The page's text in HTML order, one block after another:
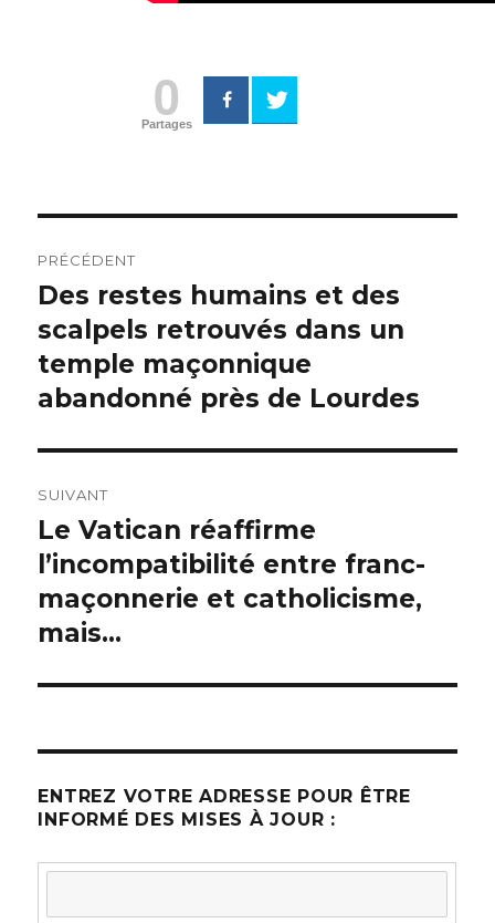
0
Partages
de
l’article
PRÉCÉDENT
Article
précédent :
Des restes humains et des
scalpels retrouvés dans un
temple maçonnique
abandonné près de Lourdes
SUIVANT
Article
suivant :
Le Vatican réaffirme
l’incompatibilité entre franc-
maçonnerie et catholicisme,
mais…
ENTREZ VOTRE ADRESSE POUR ÊTRE
INFORMÉ DES MISES À JOUR :